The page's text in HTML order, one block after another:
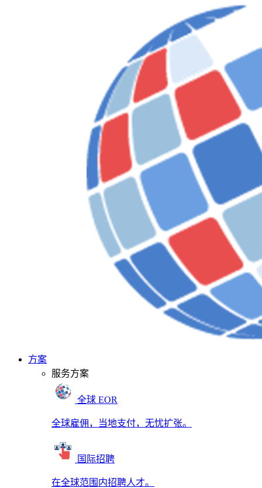
方案
服务方案
全球 EOR
全球雇佣，当地支付，无忧扩张。
国际招聘
在全球范围内招聘人才。